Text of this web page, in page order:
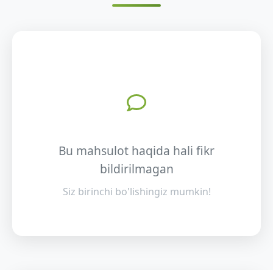
Bu mahsulot haqida hali fikr
bildirilmagan
Siz birinchi bo'lishingiz mumkin!